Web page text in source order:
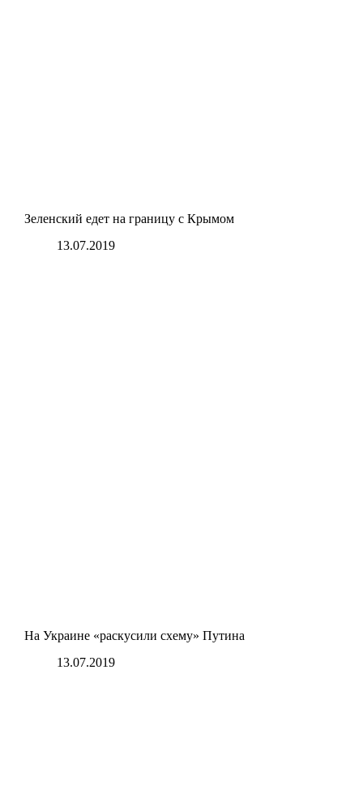
Зеленский едет на границу с Крымом
13.07.2019
На Украине «раскусили схему» Путина
13.07.2019